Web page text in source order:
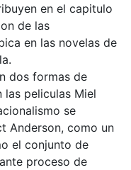
en el capitulo
de las
en las novelas de
dos formas de
las peliculas Miel
se
Anderson, como un
el conjunto de
proceso de